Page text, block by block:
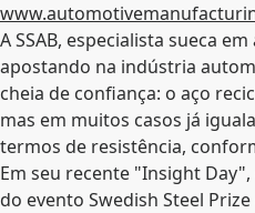
A SSAB, especialista sueca
apostando na indústria
cheia de confiança: o aço
mas em muitos casos já
termos de resistência,
Em seu recente "Insight
do evento Swedish Steel